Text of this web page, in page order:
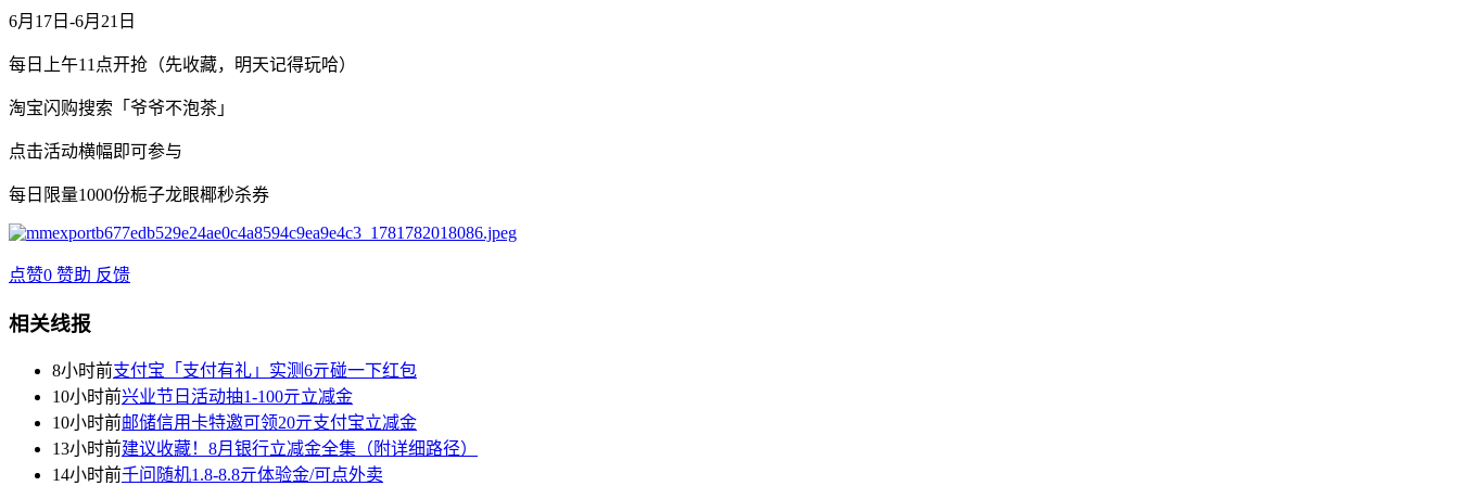
6月17日-6月21日
每日上午11点开抢（先收藏，明天记得玩哈）
淘宝闪购搜索「 爷爷不泡茶 」
点击活动横幅即可参与
每日限量1000份栀子龙眼椰秒杀券
点赞0 赞助 反馈
相关线报
8小时前支付宝「支付有礼」实测6亓碰一下红包
10小时前兴业节日活动抽1-100亓立减金
10小时前邮储信用卡特邀可领20亓支付宝立减金
13小时前建议收藏！8月银行立减金全集（附详细路径）
14小时前千问随机1.8-8.8亓体验金/可点外卖